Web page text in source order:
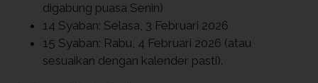
digabung puasa Senin)
14 Syaban: Selasa, 3 Februari 2026
15 Syaban: Rabu, 4 Februari 2026 (atau
sesuaikan dengan kalender pasti).